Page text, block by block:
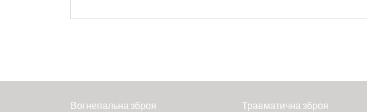
Вогнепальна зброя Травматична зброя